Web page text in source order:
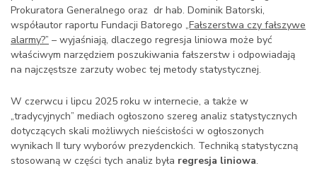
Prokuratora Generalnego oraz dr hab. Dominik Batorski,
współautor raportu Fundacji Batorego „Fałszerstwa czy fałszywe
alarmy?” – wyjaśniają, dlaczego regresja liniowa może być
właściwym narzędziem poszukiwania fałszerstw i odpowiadają
na najczęstsze zarzuty wobec tej metody statystycznej.
W czerwcu i lipcu 2025 roku w internecie, a także w
„tradycyjnych” mediach ogłoszono szereg analiz statystycznych
dotyczących skali możliwych nieścisłości w ogłoszonych
wynikach II tury wyborów prezydenckich. Techniką statystyczną
stosowaną w części tych analiz była regresja liniowa.